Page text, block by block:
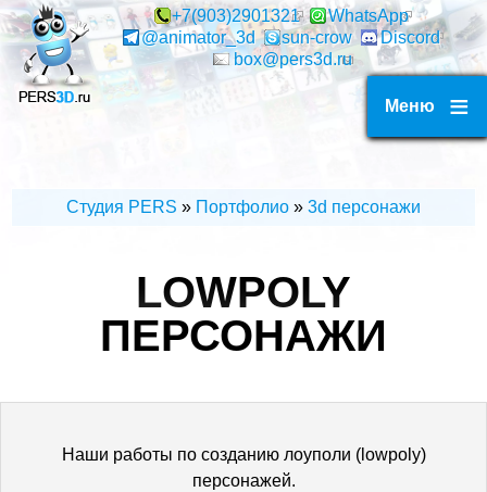
Перейти
к
основному
содержанию
+7(903)2901321
WhatsApp
@animator_3d
sun-crow
Discord
box@pers3d.ru
Меню
Студия PERS Портфолио 3d персонажи
LOWPOLY
ПЕРСОНАЖИ
Наши работы по созданию лоуполи (lowpoly)
персонажей.